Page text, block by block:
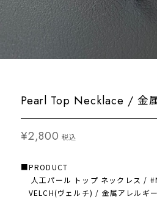
Pearl Top Necklace / 金
¥2,800 税込
■PRODUCT
人工パール トップ ネックレス /
VELCH(ヴェルチ) / 金属アレルギ